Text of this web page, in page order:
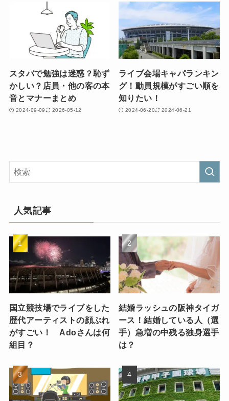
スタバで勉強は迷惑？恥ず
かしい？店員・他の客の本
音とマナーまとめ
2024-09-09 2026-05-12
ライブ会場キャパランキン
グ！動員規模がすごい順を
知りたい！
2024-06-20 2024-06-21
人気記事
国立競技場でライブをした
歴代アーティストの顔ぶれ
がすごい！ Adoさんは何
組目？
結婚ラッシュの阪神タイガ
ース！結婚している人（選
手）急増の中残る独身選手
は？